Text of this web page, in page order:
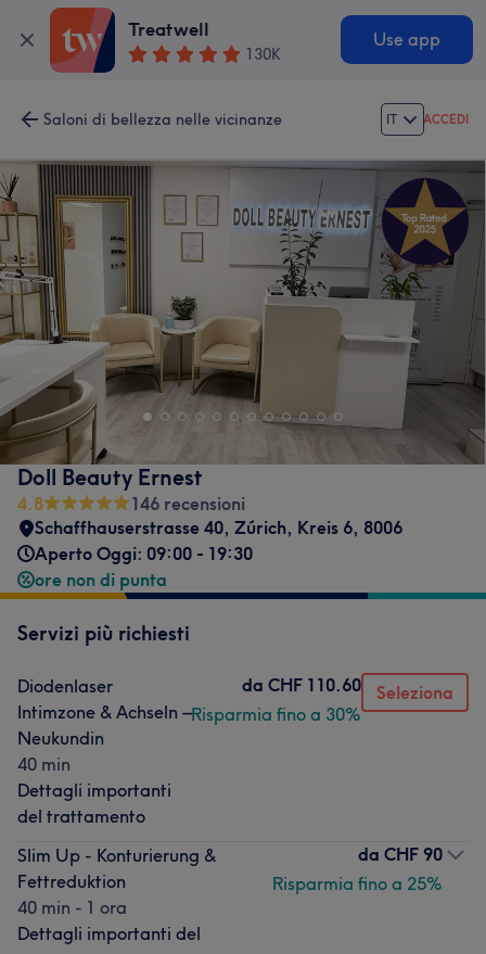
Treatwell
130K
Use app
Saloni di bellezza nelle vicinanze IT ACCEDI
Doll Beauty Ernest
4.8
146 recensioni
Schaffhauserstrasse 40, Zúrich, Kreis 6, 8006
Aperto Oggi: 09:00 - 19:30
ore non di punta
Servizi più richiesti
Diodenlaser
Intimzone & Achseln –
Neukundin
40 min
Dettagli importanti
del trattamento
da CHF 110.60
Risparmia fino a 30%
Seleziona
Slim Up - Konturierung &
Fettreduktion
40 min - 1 ora
Dettagli importanti del
da CHF 90
Risparmia fino a 25%